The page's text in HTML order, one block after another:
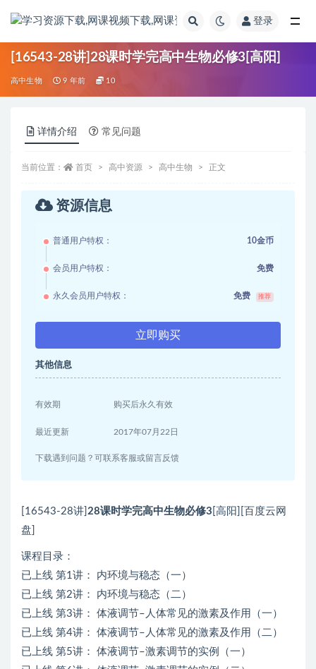
登录
[16543-28讲]28课时学完高中生物必修3[高阳]
高中生物 9 年前 10
详情介绍 常见问题
当前位置： 首页 高中资源 高中生物 正文
资源信息
普通用户特权： 10金币
会员用户特权： 免费
永久会员用户特权： 免费 推荐
立即购买
其他信息
有效期 购买后永久有效
最近更新 2017年07月22日
下载遇到问题？可联系客服或留言反馈
[16543-28讲] 28课时学完高中生物必修3 [高阳][百度云网
盘]
课程目录：
已上线 第1讲： 内环境与稳态（一）
已上线 第2讲： 内环境与稳态（二）
已上线 第3讲： 体液调节–人体常见的激素及作用（一）
已上线 第4讲： 体液调节–人体常见的激素及作用（二）
已上线 第5讲： 体液调节–激素调节的实例（一）